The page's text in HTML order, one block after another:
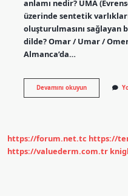
anlamı nedir? UMA
üzerinde sentetik
oluşturulmasını sağlayan
dilde? Omar / Umar /
Almanca’da…
Devamını okuyunUmar
Ismi
https://forum.net.tc https://
https://valuederm.com.tr